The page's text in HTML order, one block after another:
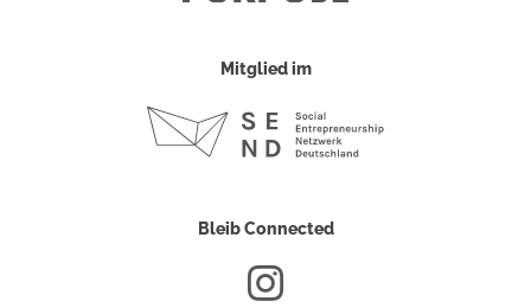
Mitglied im
Bleib Connected